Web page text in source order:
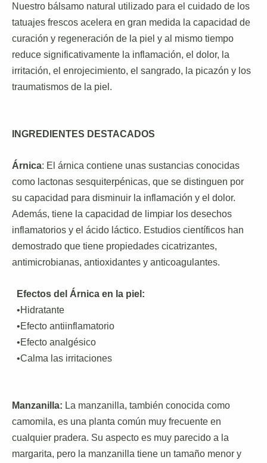
Nuestro bálsamo natural utilizado para el cuidado de los
tatuajes frescos acelera en gran medida la capacidad de
curación y regeneración de la piel y al mismo tiempo
reduce significativamente la inflamación, el dolor, la
irritación, el enrojecimiento, el sangrado, la picazón y los
traumatismos de la piel.
INGREDIENTES DESTACADOS
Árnica: El árnica contiene unas sustancias conocidas
como lactonas sesquiterpénicas, que se distinguen por
su capacidad para disminuir la inflamación y el dolor.
Además, tiene la capacidad de limpiar los desechos
inflamatorios y el ácido láctico. Estudios científicos han
demostrado que tiene propiedades cicatrizantes,
antimicrobianas, antioxidantes y anticoagulantes.
Efectos del Árnica en la piel:
•Hidratante
•Efecto antiinflamatorio
•Efecto analgésico
•Calma las irritaciones
Manzanilla: La manzanilla, también conocida como
camomila, es una planta común muy frecuente en
cualquier pradera. Su aspecto es muy parecido a la
margarita, pero la manzanilla tiene un tamaño menor y